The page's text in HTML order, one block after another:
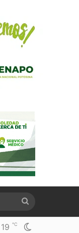
for
19 ℃